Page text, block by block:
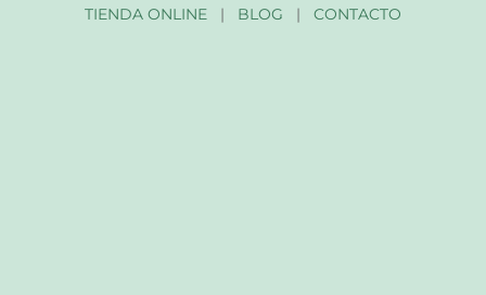
TIENDA ONLINE| BLOG | CONTACTO